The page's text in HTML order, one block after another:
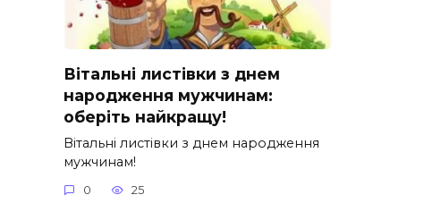
Вітальні листівки з днем
народження мужчинам:
оберіть найкращу!
Вітальні листівки з днем народження
мужчинам!
0 25